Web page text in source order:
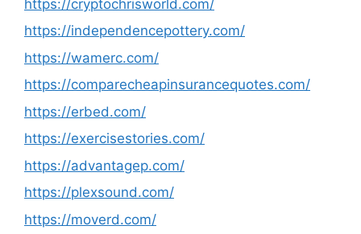
https://cryptochrisworld.com/
https://independencepottery.com/
https://wamerc.com/
https://comparecheapinsurancequotes.com/
https://erbed.com/
https://exercisestories.com/
https://advantagep.com/
https://plexsound.com/
https://moverd.com/